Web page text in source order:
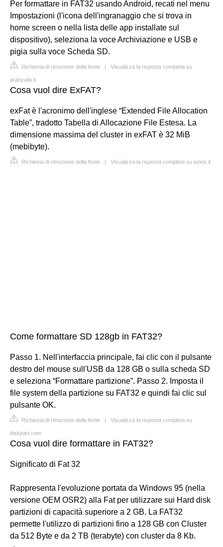
Per formattare in FAT32 usando Android, recati nel menu
Impostazioni (l'icona dell'ingranaggio che si trova in
home screen o nella lista delle app installate sul
dispositivo), seleziona la voce Archiviazione e USB e
pigia sulla voce Scheda SD.
Richiesta di rimozione della fonte | Visualizza la risposta completa su
aranzulla.it
Cosa vuol dire ExFAT?
exFat è l'acronimo dell'inglese “Extended File Allocation
Table”, tradotto Tabella di Allocazione File Estesa. La
dimensione massima del cluster in exFAT è 32 MiB
(mebibyte).
Richiesta di rimozione della fonte | Visualizza la risposta completa su ionos.it
Come formattare SD 128gb in FAT32?
Passo 1. Nell'interfaccia principale, fai clic con il pulsante
destro del mouse sull'USB da 128 GB o sulla scheda SD
e seleziona “Formattare partizione”. Passo 2. Imposta il
file system della partizione su FAT32 e quindi fai clic sul
pulsante OK.
Richiesta di rimozione della fonte | Visualizza la risposta completa su
diskpart.com
Cosa vuol dire formattare in FAT32?
Significato di Fat 32
Rappresenta l'evoluzione portata da Windows 95 (nella
versione OEM OSR2) alla Fat per utilizzare sui Hard disk
partizioni di capacità superiore a 2 GB. La FAT32
permette l'utilizzo di partizioni fino a 128 GB con Cluster
da 512 Byte e da 2 TB (terabyte) con cluster da 8 Kb.